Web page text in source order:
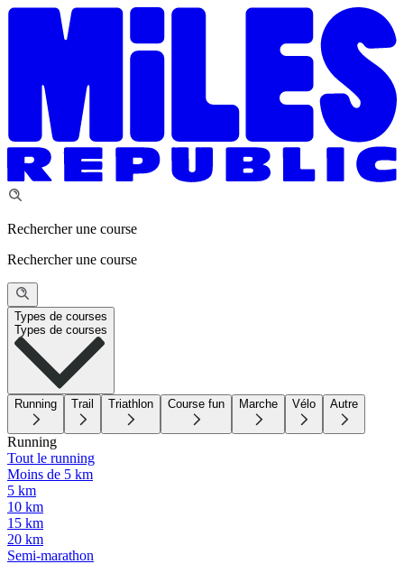
Rechercher une course
Rechercher une course
Types de courses
Types de courses
Running Trail Triathlon Course fun Marche Vélo Autre
Running
Tout le running
Moins de 5 km
5 km
10 km
15 km
20 km
Semi-marathon